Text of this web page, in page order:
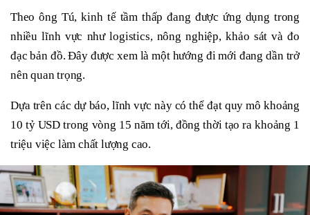
Theo ông Tú, kinh tế tầm thấp đang được ứng dụng trong
nhiều lĩnh vực như logistics, nông nghiệp, khảo sát và đo
đạc bản đồ. Đây được xem là một hướng đi mới đang dần trở
nên quan trọng.
Dựa trên các dự báo, lĩnh vực này có thể đạt quy mô khoảng
10 tỷ USD trong vòng 15 năm tới, đồng thời tạo ra khoảng 1
triệu việc làm chất lượng cao.